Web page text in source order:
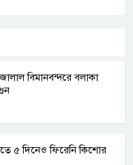
বিমানবন্দরে বলাকা
৫ দিনেও ফিরেনি কিশোর